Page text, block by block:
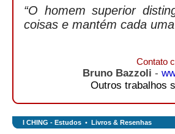
“O homem superior
coisas e mantém cada
Contato
Bruno Bazzoli -
Outros trabalhos
I CHING - Estudos • Livros & Resenhas